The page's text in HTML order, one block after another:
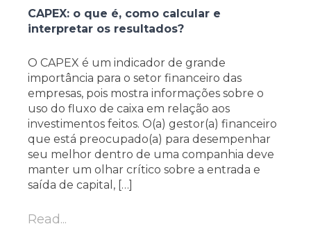
CAPEX: o que é, como calcular e
interpretar os resultados?
O CAPEX é um indicador de grande
importância para o setor financeiro das
empresas, pois mostra informações sobre o
uso do fluxo de caixa em relação aos
investimentos feitos. O(a) gestor(a) financeiro
que está preocupado(a) para desempenhar
seu melhor dentro de uma companhia deve
manter um olhar crítico sobre a entrada e
saída de capital, […]
Read...